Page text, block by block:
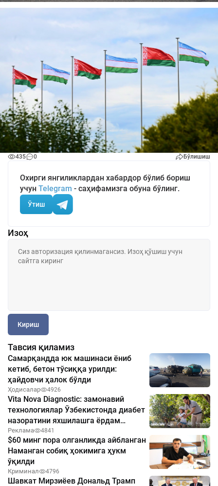
435 0 Бўлишиш
Охирги янгиликлардан хабардор бўлиб бориш
учун Telegram - саҳифамизга обуна бўлинг.
Ўтиш
Изоҳ
Кириш
Тавсия қиламиз
Самарқандда юк машинаси ёниб
кетиб, бетон тўсиққа урилди:
ҳайдовчи ҳалок бўлди
Ҳодисалар 4926
Vita Nova Diagnostic: замонавий
технологиялар Ўзбекистонда диабет
назоратини яхшилашга ёрдам
бермоқда
Реклама 4841
$60 минг пора олганликда айбланган
Наманган собиқ ҳокимига ҳукм
ўқилди
Криминал 4796
Шавкат Мирзиёев Дональд Трамп